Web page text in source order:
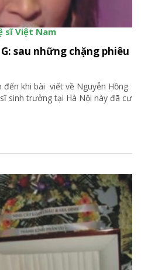
sĩ Việt Nam
sau những chặng phiêu
khi bài viết về Nguyễn Hồng
sinh trưởng tại Hà Nội này đã cư